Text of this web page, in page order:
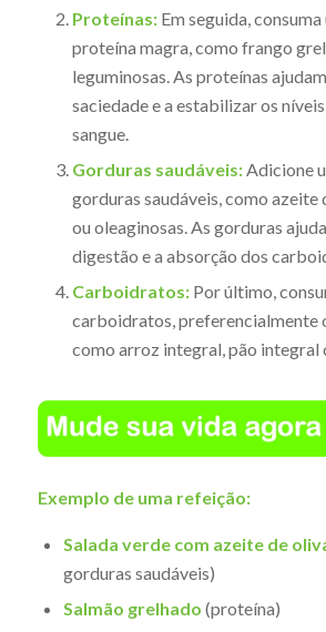
Proteínas:Em seguida,
proteína magra, como frango
leguminosas. As proteínas
saciedade e a estabilizar os
sangue.
Gorduras saudáveis:Adicione
gorduras saudáveis, como azeite
ou oleaginosas. As gorduras
digestão e a absorção dos
Carboidratos:Por último,
carboidratos, preferencialmente
como arroz integral, pão integral
Exemplo de uma refeição:
Salada verde com azeite de
gorduras saudáveis)
Salmão grelhado (proteína)